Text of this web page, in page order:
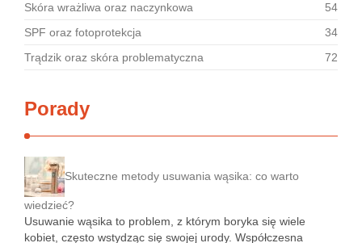
Skóra wrażliwa oraz naczynkowa
54
SPF oraz fotoprotekcja
34
Trądzik oraz skóra problematyczna
72
Porady
Skuteczne metody usuwania wąsika: co warto
wiedzieć?
Usuwanie wąsika to problem, z którym boryka się wiele
kobiet, często wstydząc się swojej urody. Współczesna